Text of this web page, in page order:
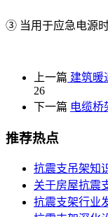
③ 当用于应急电源
上一篇 建筑暖
26
下一篇 电缆桥
推荐热点
抗震支吊架知
关于房屋抗震
抗震支架行业